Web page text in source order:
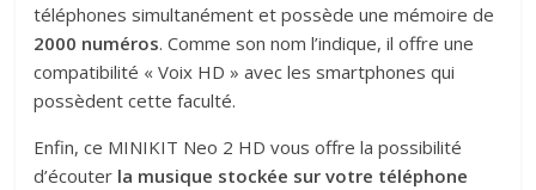
téléphones simultanément et possède une mémoire de
2000 numéros. Comme son nom l’indique, il offre une
compatibilité « Voix HD » avec les smartphones qui
possèdent cette faculté.
Enfin, ce MINIKIT Neo 2 HD vous offre la possibilité
d’écouter la musique stockée sur votre téléphone